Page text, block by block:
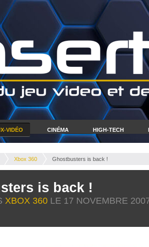
VIDÉO CINÉMA HIGH-TECH
Xbox 360 Ghostbusters is back !
is back !
XBOX 360 LE 17 NOVEMBRE